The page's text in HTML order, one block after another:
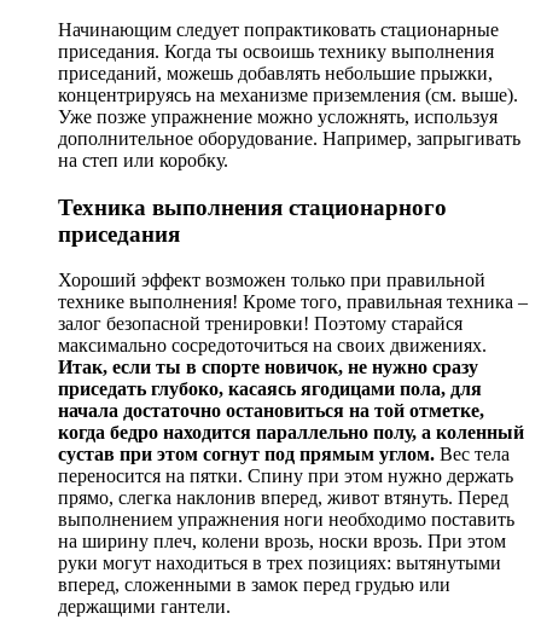
Начинающим следует попрактиковать стационарные
приседания. Когда ты освоишь технику выполнения
приседаний, можешь добавлять небольшие прыжки,
концентрируясь на механизме приземления (см. выше).
Уже позже упражнение можно усложнять, используя
дополнительное оборудование. Например, запрыгивать
на степ или коробку.
Техника выполнения стационарного
приседания
Хороший эффект возможен только при правильной
технике выполнения! Кроме того, правильная техника –
залог безопасной тренировки! Поэтому старайся
максимально сосредоточиться на своих движениях.
Итак, если ты в спорте новичок, не нужно сразу
приседать глубоко, касаясь ягодицами пола, для
начала достаточно остановиться на той отметке,
когда бедро находится параллельно полу, а коленный
сустав при этом согнут под прямым углом. Вес тела
переносится на пятки. Спину при этом нужно держать
прямо, слегка наклонив вперед, живот втянуть. Перед
выполнением упражнения ноги необходимо поставить
на ширину плеч, колени врозь, носки врозь. При этом
руки могут находиться в трех позициях: вытянутыми
вперед, сложенными в замок перед грудью или
держащими гантели.